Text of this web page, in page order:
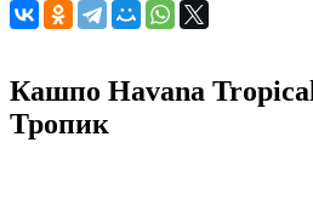
Кашпо Havana
Тропик